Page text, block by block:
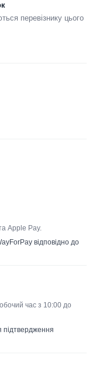
перевізнику цього
Apple Pay.
відповідно до
час з 10:00 до
підтвердження